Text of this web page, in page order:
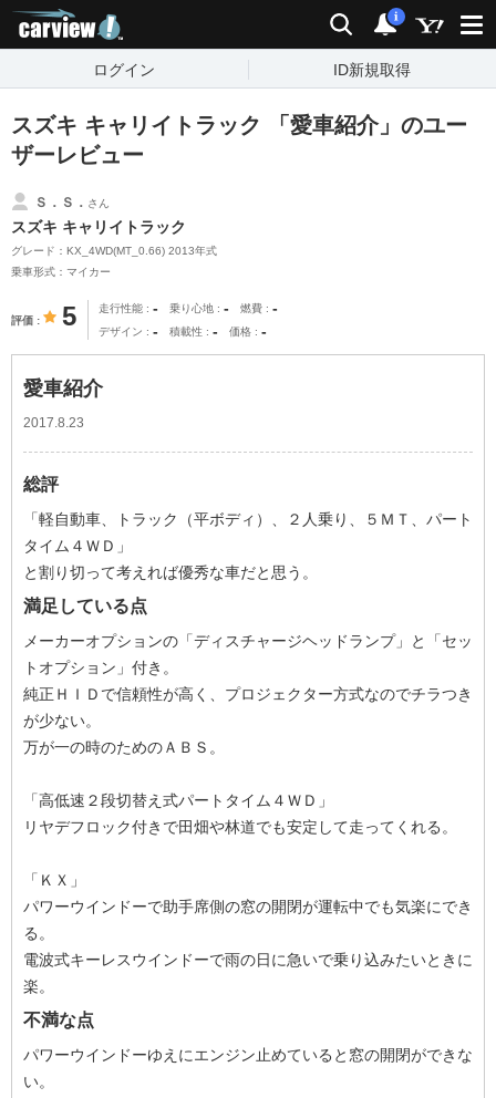
検索 通知
i
ログイン ID新規取得
スズキ キャリイトラック 「愛車紹介」のユー
ザーレビュー
Ｓ．Ｓ． さん
スズキ キャリイトラック
グレード：KX_4WD(MT_0.66) 2013年式
乗車形式：マイカー
評価 5 走行性能 - 乗り心地 - 燃費 -
デザイン - 積載性 - 価格 -
愛車紹介
2017.8.23
総評
「軽自動車、トラック（平ボディ）、２人乗り、５ＭＴ、パート
タイム４ＷＤ」
と割り切って考えれば優秀な車だと思う。
満足している点
メーカーオプションの「ディスチャージヘッドランプ」と「セッ
トオプション」付き。
純正ＨＩＤで信頼性が高く、プロジェクター方式なのでチラつき
が少ない。
万が一の時のためのＡＢＳ。
「高低速２段切替え式パートタイム４ＷＤ」
リヤデフロック付きで田畑や林道でも安定して走ってくれる。
「ＫＸ」
パワーウインドーで助手席側の窓の開閉が運転中でも気楽にでき
る。
電波式キーレスウインドーで雨の日に急いで乗り込みたいときに
楽。
不満な点
パワーウインドーゆえにエンジン止めていると窓の開閉ができな
い。